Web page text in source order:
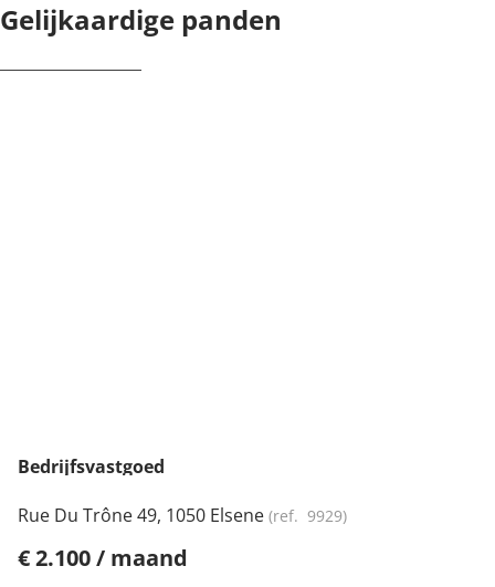
Gelijkaardige panden
Bedrijfsvastgoed
Rue Du Trône 49, 1050 Elsene (ref. 9929)
€ 2.100 / maand